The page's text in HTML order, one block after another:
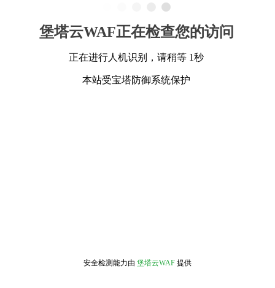
堡塔云WAF正在检查您的访问
正在进行人机识别，请稍等 1秒
本站受宝塔防御系统保护
安全检测能力由 堡塔云WAF 提供